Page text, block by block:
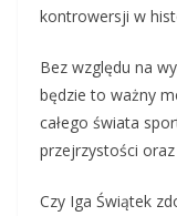
kontrowersji w
Bez względu na
będzie to ważny
całego świata
przejrzystości
Czy Iga Świątek